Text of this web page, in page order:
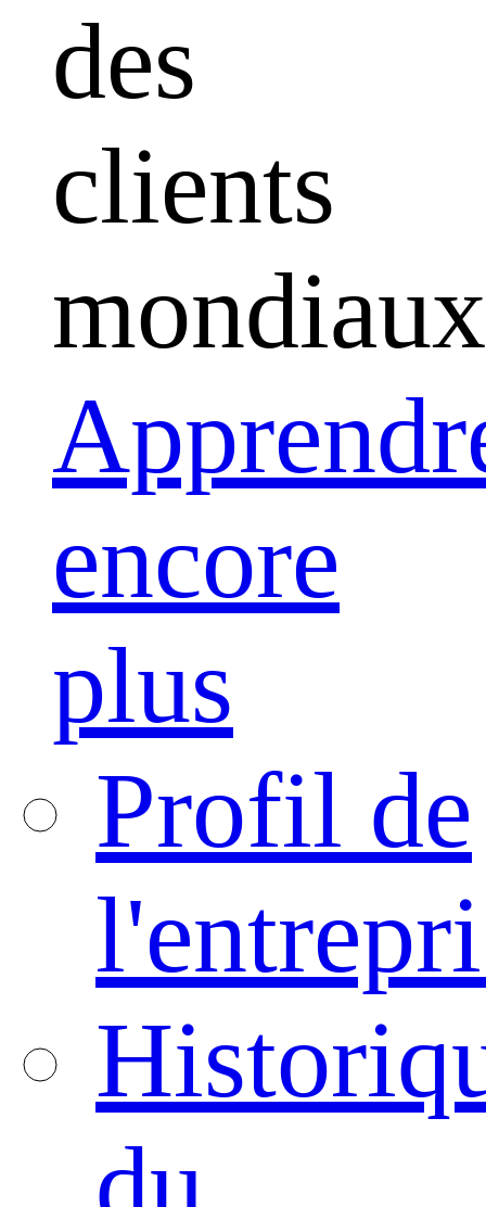
des
clients
encore
plus
Profil de